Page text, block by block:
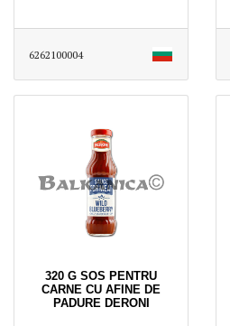
6262100004
320 G SOS PENTRU
CARNE CU AFINE DE
PADURE DERONI